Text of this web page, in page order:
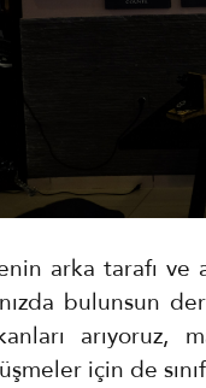
arka tarafı ve
bulunsun
arıyoruz,
için de